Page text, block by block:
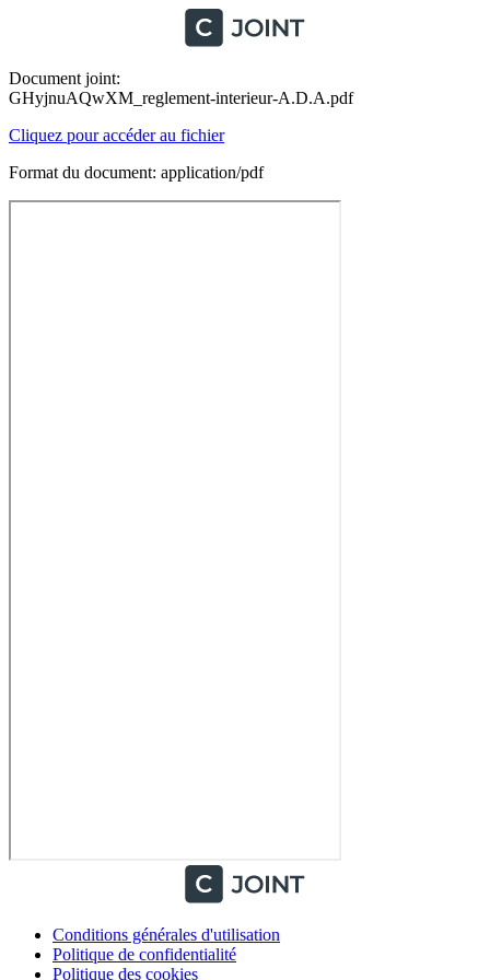
Document joint:
GHyjnuAQwXM_reglement-interieur-A.D.A.pdf
Cliquez pour accéder au fichier
Format du document: application/pdf
Conditions générales d'utilisation
Politique de confidentialité
Politique des cookies